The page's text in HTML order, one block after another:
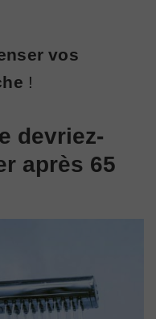
vos
!
devriez-
après 65